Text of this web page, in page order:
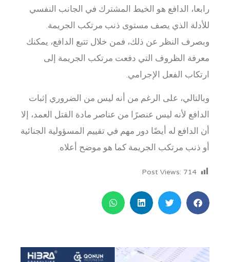
رابعا، الدافع هو الخيط المشترك في الجانب النفسي
للأدلة الذي يصف مستوى ذنب مرتكب الجريمة.
وبصرف النظر عن ذلك، فمن خلال تتبع الدافع، يمكنك
معرفة الظروف التي دفعت مرتكب الجريمة إلى
ارتكاب الفعل الإجرامي.
وبالتالي، على الرغم من أنه ليس من الضروري إثبات
الدافع لأنه ليس عنصرًا من عناصر مادة القتل العمد، إلا
أن الدافع له أيضًا دور مهم في تقييم المسؤولية الجنائية
أو ذنب مرتكب الجريمة كما هو موضح أعلاه.
Post Views:714